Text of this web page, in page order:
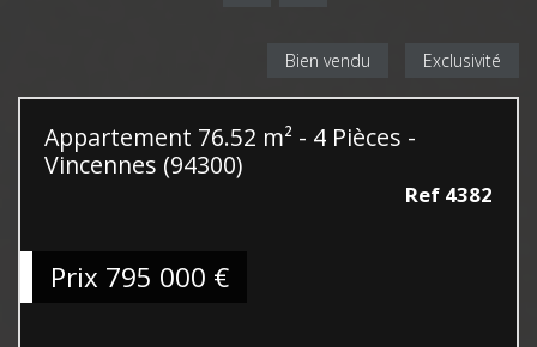
Bien vendu Exclusivité
Appartement 76.52 m² - 4 Pièces -
Vincennes (94300)
Ref 4382
Prix 795 000 €